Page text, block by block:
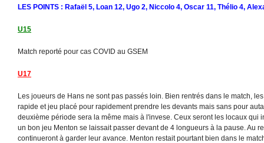
LES POINTS : Rafaël 5, Loan 12, Ugo 2, Niccolo 4, Oscar 11, Thélio 4,
U15
Match reporté pour cas COVID au GSEM
U17
Les joueurs de Hans ne sont pas passés loin. Bien rentrés dans le match,
rapide et jeu placé pour rapidement prendre les devants mais sans pour
deuxième période sera la même mais à l'invese. Ceux seront les locaux qui
un bon jeu Menton se laissait passer devant de 4 longueurs à la pause. Au
continueront à garder leur avance. Menton restait pourtant bien dans le